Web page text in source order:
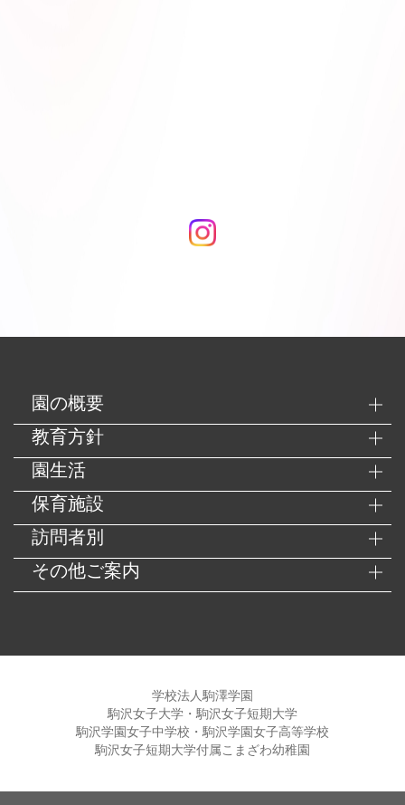
園の概要
教育方針
園生活
保育施設
訪問者別
その他ご案内
学校法人駒澤学園
駒沢女子大学・駒沢女子短期大学
駒沢学園女子中学校・駒沢学園女子高等学校
駒沢女子短期大学付属こまざわ幼稚園